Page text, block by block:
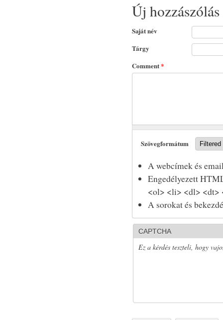
Új hozzászólás
Saját név
Tárgy
Comment*
Szövegformátum
A webcímek és
Engedélyezett
<ol> <li> <dl> <dt>
A sorokat és
CAPTCHA
Ez a kérdés teszteli, hogy